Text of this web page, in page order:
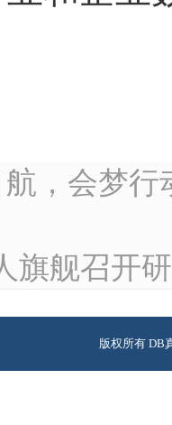
，会梦行
旗舰召开
版权所有 DB